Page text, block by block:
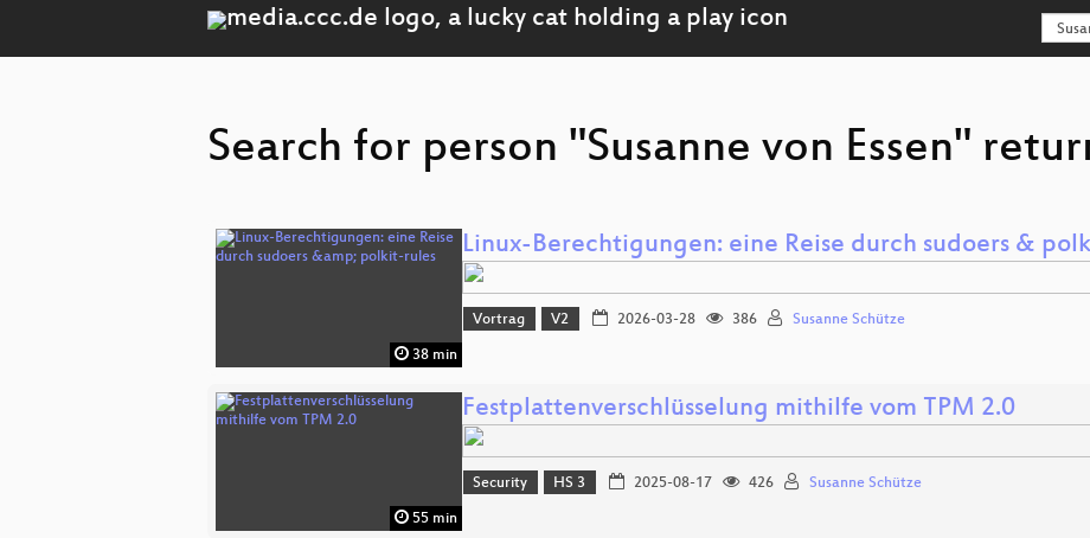
Search for person "Susanne von Essen"
38 min
Linux-Berechtigungen: eine Reise durch sudoers &
Vortrag V2 2026-03-28 386 Susanne Schütze
55 min
Festplattenverschlüsselung mithilfe vom TPM 2.0
Security HS 3 2025-08-17 426 Susanne Schütze